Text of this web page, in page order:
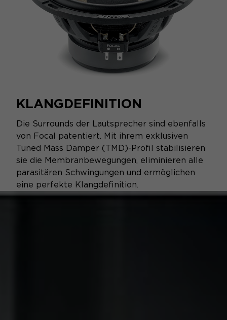
KLANGDEFINITION
Die Surrounds der Lautsprecher sind ebenfalls
von Focal patentiert. Mit ihrem exklusiven
Tuned Mass Damper (TMD)-Profil stabilisieren
sie die Membranbewegungen, eliminieren alle
parasitären Schwingungen und ermöglichen
eine perfekte Klangdefinition.